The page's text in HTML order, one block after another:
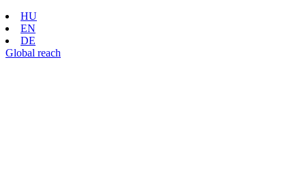
HU
EN
DE
Global reach